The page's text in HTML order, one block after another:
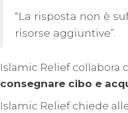
“La risposta non è
risorse aggiuntive”.
Islamic Relief collabora
consegnare cibo e
Islamic Relief chiede